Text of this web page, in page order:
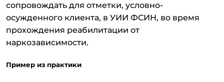
сопровождать для отметки, условно-
осужденного клиента, в УИИ ФСИН, во время
прохождения реабилитации от
наркозависимости.
Пример из практики